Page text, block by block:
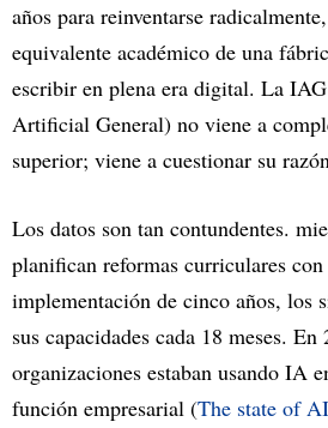
años para reinventarse
equivalente académico de una
escribir en plena era digital. La
Artificial General) no viene a
superior; viene a cuestionar su
Los datos son tan contundentes.
planifican reformas curriculares
implementación de cinco años, los
sus capacidades cada 18 meses.
organizaciones estaban usando IA
función empresarial (The state of